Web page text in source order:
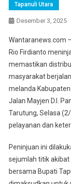
Tapanuli Utara
Desember 3, 2025
Wantaranews.com
Rio Firdianto
memastikan
masyarakat
melanda
Jalan Mayjen D.I.
Tarutung, Selasa
pelayanan dan
Peninjuan ini
sejumlah titik akibat
bersama Bupati